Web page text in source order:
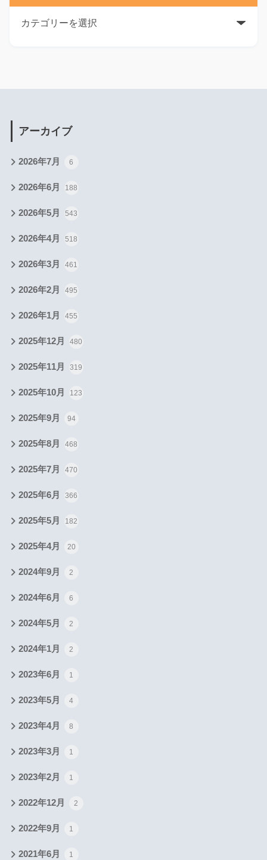
アーカイブ
2026年7月 6
2026年6月 188
2026年5月 543
2026年4月 518
2026年3月 461
2026年2月 495
2026年1月 455
2025年12月 480
2025年11月 319
2025年10月 123
2025年9月 94
2025年8月 468
2025年7月 470
2025年6月 366
2025年5月 182
2025年4月 20
2024年9月 2
2024年6月 6
2024年5月 2
2024年1月 2
2023年6月 1
2023年5月 4
2023年4月 8
2023年3月 1
2023年2月 1
2022年12月 2
2022年9月 1
2021年6月 1